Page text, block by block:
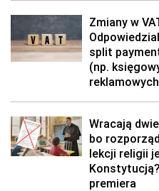
Zmiany w
split
(np.
Wracają
bo
lekcji religii
premiera